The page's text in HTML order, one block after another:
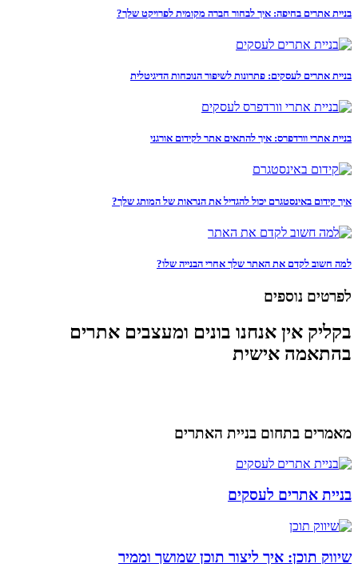
בניית אתרים בחיפה: איך לבחור חברה מקומית לפרויקט שלך?
בניית אתרים לעסקים: פתרונות לשיפור הנוכחות הדיגיטלית
בניית אתרי וורדפרס: איך להתאים אתר לקידום אורגני
איך קידום באינסטגרם יכול להגדיל את הנראות של המותג שלך?
למה חשוב לקדם את האתר שלך אחרי הבנייה שלו?
לפרטים נוספים
בקליק אין אנחנו בונים ומעצבים אתרים
בהתאמה אישית
מאמרים בתחום בניית האתרים
בניית אתרים לעסקים
שיווק תוכן: איך ליצור תוכן שמושך וממיר